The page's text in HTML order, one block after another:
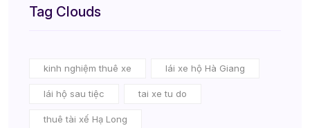
Tag Clouds
kinh nghiệm thuê xe lái xe hộ Hà Giang
lái hộ sau tiệc tai xe tu do
thuê tài xế Hạ Long